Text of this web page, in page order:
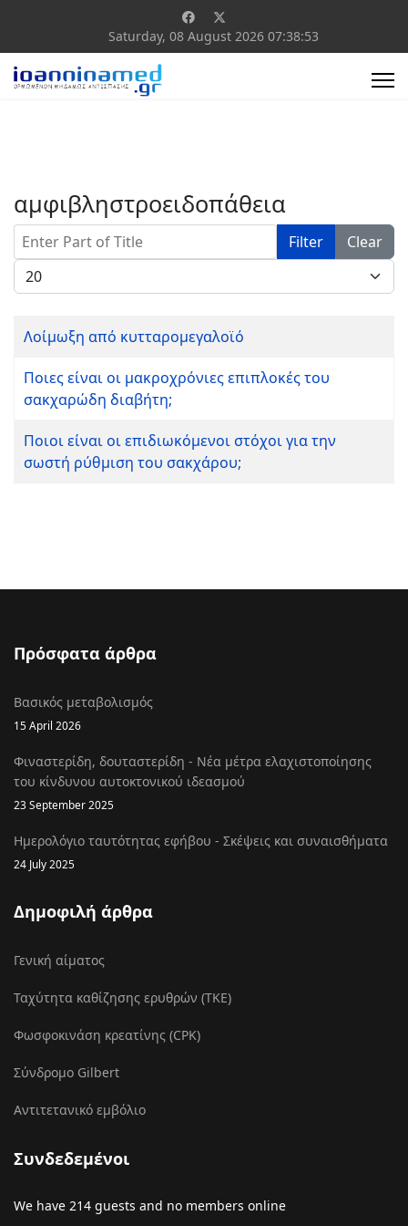
Saturday, 08 August 2026 07:38:53
αμφιβληστροειδοπάθεια
Enter Part of Title Filter
Clear
Display #
Λοίμωξη από κυτταρομεγαλοϊό
Ποιες είναι οι μακροχρόνιες επιπλοκές του
σακχαρώδη διαβήτη;
Ποιοι είναι οι επιδιωκόμενοι στόχοι για την
σωστή ρύθμιση του σακχάρου;
Πρόσφατα άρθρα
Βασικός μεταβολισμός
15 April 2026
Φιναστερίδη, δουταστερίδη - Νέα μέτρα ελαχιστοποίησης
του κίνδυνου αυτοκτονικού ιδεασμού
23 September 2025
Ημερολόγιο ταυτότητας εφήβου - Σκέψεις και συναισθήματα
24 July 2025
Δημοφιλή άρθρα
Γενική αίματος
Ταχύτητα καθίζησης ερυθρών (ΤΚΕ)
Φωσφοκινάση κρεατίνης (CPK)
Σύνδρομο Gilbert
Αντιτετανικό εμβόλιο
Συνδεδεμένοι
We have 214 guests and no members online